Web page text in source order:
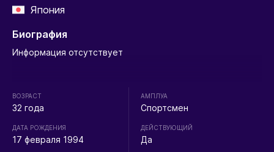
Япония
Биография
Информация отсутствует
ВОЗРАСТ
32 года
ДАТА РОЖДЕНИЯ
17 февраля 1994
АМПЛУА
Спортсмен
ДЕЙСТВУЮЩИЙ
Да